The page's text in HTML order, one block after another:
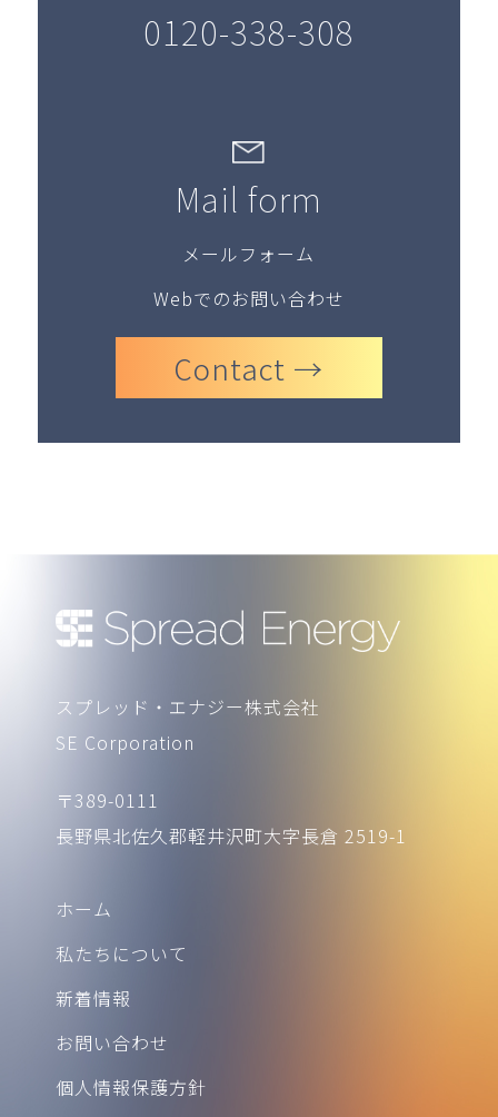
0120-338-308
Mail form
メールフォーム
Webでのお問い合わせ
Contact →
スプレッド・エナジー株式会社
SE Corporation
〒389-0111
長野県北佐久郡軽井沢町大字長倉 2519-1
ホーム
私たちについて
新着情報
お問い合わせ
個人情報保護方針